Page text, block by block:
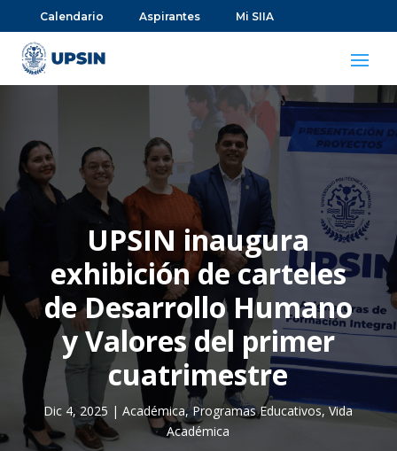
Calendario Aspirantes Mi SIIA
UPSIN inaugura
exhibición de carteles
de Desarrollo Humano
y Valores del primer
cuatrimestre
Dic 4, 2025 |Académica,Programas Educativos,Vida
Académica